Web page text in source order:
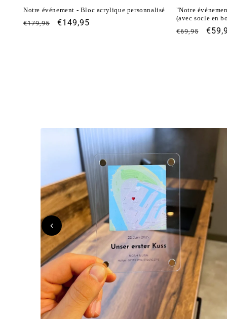
Notre événement - Bloc acrylique personnalisé
Prix
€179,95
Prix
€149,95
"Notre
(avec socle en
Prix
€69,95
Prix